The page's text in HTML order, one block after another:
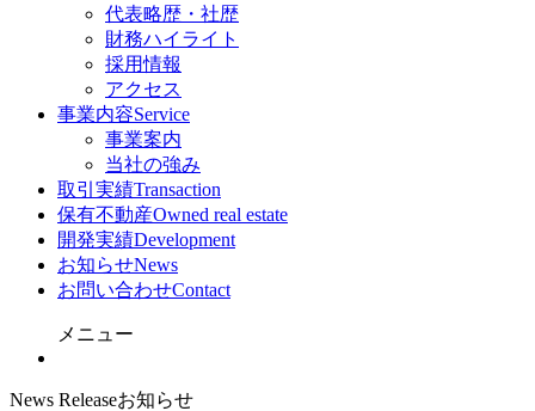
代表略歴・社歴
財務ハイライト
採用情報
アクセス
事業内容Service
事業案内
当社の強み
取引実績Transaction
保有不動産Owned real estate
開発実績Development
お知らせNews
お問い合わせContact
メニュー
News Releaseお知らせ